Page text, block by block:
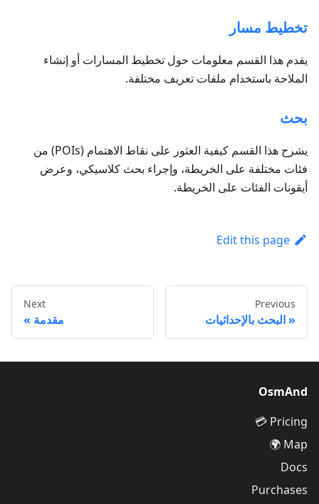
تخطيط مسار
يقدم هذا القسم معلومات حول تخطيط المسارات أو إنشاء
الملاحة باستخدام ملفات تعريف مختلفة.
بحث
يشرح هذا القسم كيفية العثور على نقاط الاهتمام (POIs) من
فئات مختلفة على الخريطة، وإجراء بحث كلاسيكي، وعرض
أيقونات الفئات على الخريطة.
Edit this page
Previous
البحث بالإحداثيات
Next
مقدمة
OsmAnd
Pricing 💳
Map 🌍
Docs
Purchases